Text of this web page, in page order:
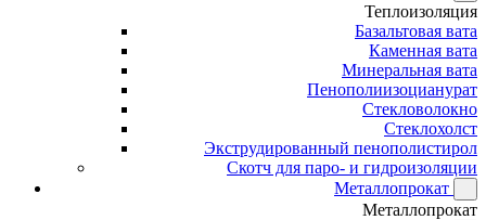
Теплоизоляция
Базальтовая вата
Каменная вата
Минеральная вата
Пенополиизоцианурат
Стекловолокно
Стеклохолст
Экструдированный пенополистирол
Скотч для паро- и гидроизоляции
Металлопрокат
Металлопрокат